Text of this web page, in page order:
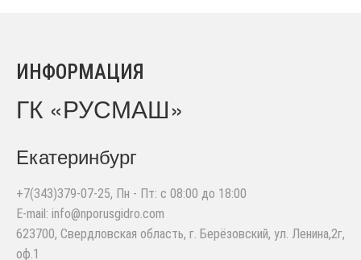
ИНФОРМАЦИЯ
ГК «РУСМАШ»
Екатеринбург
+7(343)379-07-25, Пн - Пт: с 08:00 до 18:00
E-mail: info@nporusgidro.com
623700, Свердловская область, г. Берёзовский, ул. Ленина,2г,
оф.1